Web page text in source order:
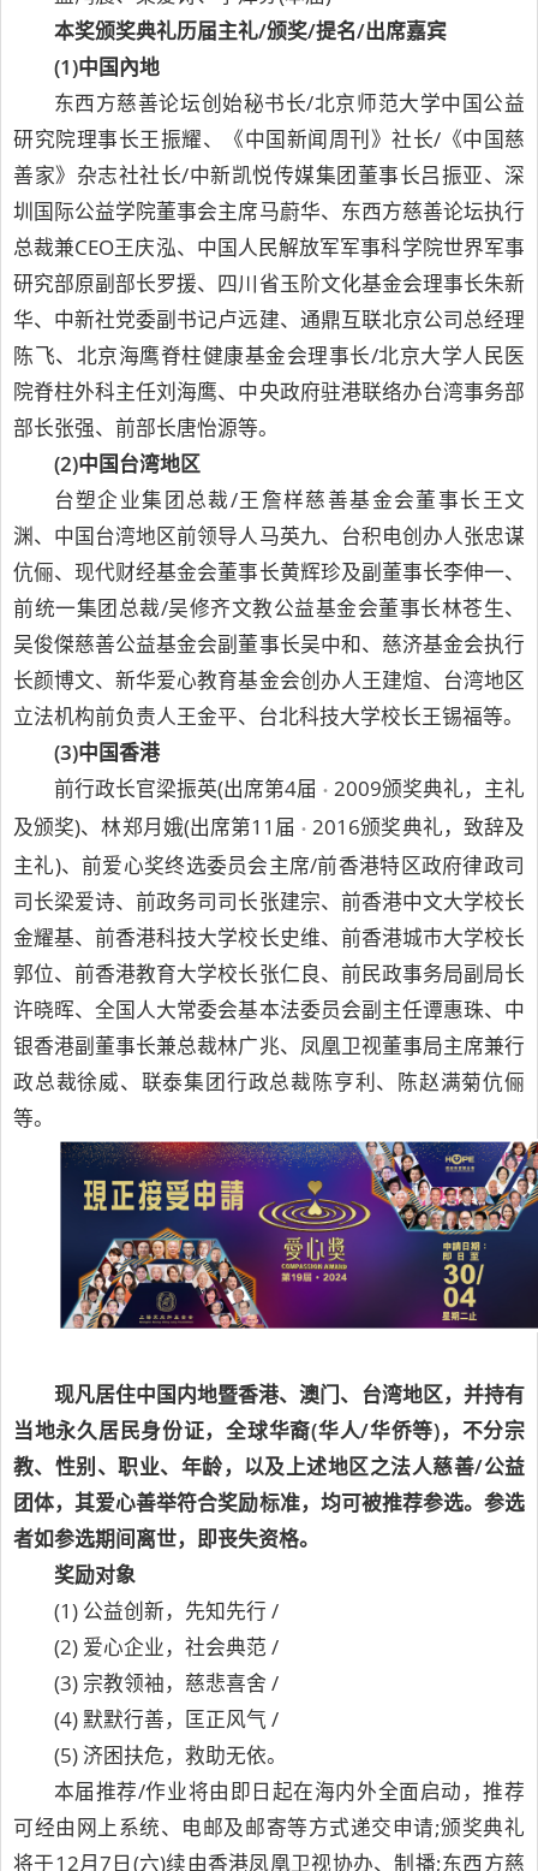
本奖颁奖典礼历届主礼/颁奖/提名/出席嘉宾
(1)中国內地
东西方慈善论坛创始秘书长/北京师范大学中国公益
研究院理事长王振耀、《中国新闻周刊》社长/《中国慈
善家》杂志社社长/中新凯悦传媒集团董事长吕振亚、深
圳国际公益学院董事会主席马蔚华、东西方慈善论坛执行
总裁兼CEO王庆泓、中国人民解放军军事科学院世界军事
研究部原副部长罗援、四川省玉阶文化基金会理事长朱新
华、中新社党委副书记卢远建、通鼎互联北京公司总经理
陈飞、北京海鹰脊柱健康基金会理事长/北京大学人民医
院脊柱外科主任刘海鹰、中央政府驻港联络办台湾事务部
部长张强、前部长唐怡源等。
(2)中国台湾地区
台塑企业集团总裁/王詹样慈善基金会董事长王文
渊、中国台湾地区前领导人马英九、台积电创办人张忠谋
伉俪、现代财经基金会董事长黄辉珍及副董事长李伸一、
前统一集团总裁/吴修齐文教公益基金会董事长林苍生、
吴俊傑慈善公益基金会副董事长吴中和、慈济基金会执行
长颜博文、新华爱心教育基金会创办人王建煊、台湾地区
立法机构前负责人王金平、台北科技大学校长王锡福等。
(3)中国香港
前行政长官梁振英(出席第4届 ‧ 2009颁奖典礼，主礼
及颁奖)、林郑月娥(出席第11届 ‧ 2016颁奖典礼，致辞及
主礼)、前爱心奖终选委员会主席/前香港特区政府律政司
司长梁爱诗、前政务司司长张建宗、前香港中文大学校长
金耀基、前香港科技大学校长史维、前香港城巿大学校长
郭位、前香港教育大学校长张仁良、前民政事务局副局长
许晓晖、全国人大常委会基本法委员会副主任谭惠珠、中
银香港副董事长兼总裁林广兆、凤凰卫视董事局主席兼行
政总裁徐威、联泰集团行政总裁陈亨利、陈赵满菊伉俪
等。
现凡居住中国内地暨香港、澳门、台湾地区，并持有
当地永久居民身份证，全球华裔(华人/华侨等)，不分宗
教、性别、职业、年龄，以及上述地区之法人慈善/公益
团体，其爱心善举符合奖励标准，均可被推荐参选。参选
者如参选期间离世，即丧失资格。
奖励对象
(1) 公益创新，先知先行 /
(2) 爱心企业，社会典范 /
(3) 宗教领袖，慈悲喜舍 /
(4) 默默行善，匡正风气 /
(5) 济困扶危，救助无依。
本届推荐/作业将由即日起在海内外全面启动，推荐
可经由网上系统、电邮及邮寄等方式递交申请;颁奖典礼
将于12月7日(六)续由香港凤凰卫视协办、制播;东西方慈